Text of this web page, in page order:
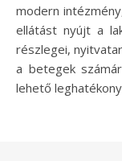
modern
ellátást nyújt a
részlegei,
a betegek
lehető